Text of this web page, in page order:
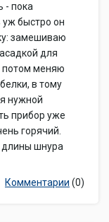
- пока
уж быстро он
замешиваю
для
потом меняю
в тому
нужной
прибор уже
горячий.
длины шнура
Комментарии (0)